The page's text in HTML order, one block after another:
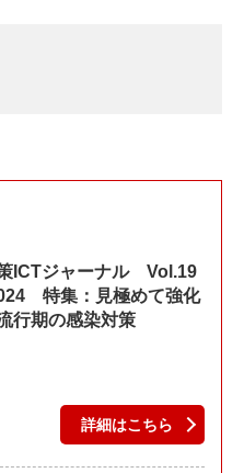
ICTジャーナル Vol.19
特集：見極めて強化
行期の感染対策
詳細はこちら